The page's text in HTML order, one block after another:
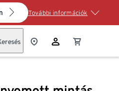
További információk